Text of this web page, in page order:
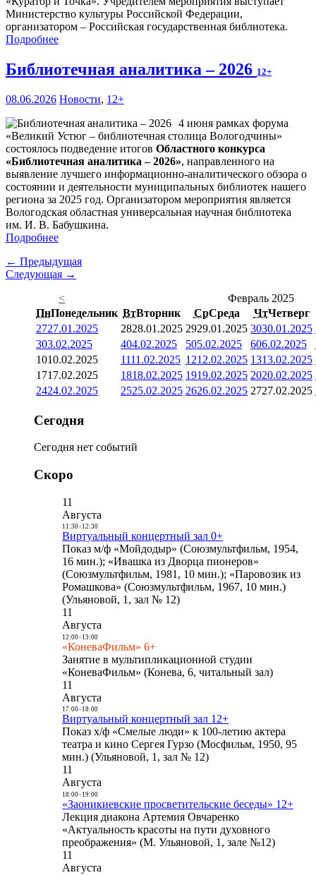
Министерство культуры Российской Федерации,
организатором – Российская государственная библиотека.
Подробнее
Библиотечная аналитика – 2026 12+
08.06.2026 Новости, 12+
4 июня рамках форума
«Великий Устюг – библиотечная столица Вологодчины»
состоялось подведение итогов Областного конкурса
«Библиотечная аналитика – 2026», направленного на
выявление лучшего информационно-аналитического обзора о
состоянии и деятельности муниципальных библиотек нашего
региона за 2025 год. Организатором мероприятия является
Вологодская областная универсальная научная библиотека
им. И. В. Бабушкина.
Подробнее
← Предыдущая
Следующая →
<
Февраль 2025
ПнПонедельник ВтВторник СрСреда ЧтЧетверг
2727.01.2025 2828.01.2025 2929.01.2025 3030.01.2025
303.02.2025 404.02.2025 505.02.2025 606.02.2025
1010.02.2025 1111.02.2025 1212.02.2025 1313.02.2025
1717.02.2025 1818.02.2025 1919.02.2025 2020.02.2025
2424.02.2025 2525.02.2025 2626.02.2025 2727.02.2025
Сегодня
Сегодня нет событий
Скоро
11
Августа
11:30- 12:30
Виртуальный концертный зал 0+
Показ м/ф «Мойдодыр» (Союзмультфильм, 1954,
16 мин.); «Ивашка из Дворца пионеров»
(Союзмультфильм, 1981, 10 мин.); «Паровозик из
Ромашкова» (Союзмультфильм, 1967, 10 мин.)
(Ульяновой, 1, зал № 12)
11
Августа
12:00- 13:00
«КоневаФильм» 6+
Занятие в мультипликационной студии
«КоневаФильм» (Конева, 6, читальный зал)
11
Августа
17:00- 18:00
Виртуальный концертный зал 12+
Показ х/ф «Смелые люди» к 100-летию актера
театра и кино Сергея Гурзо (Мосфильм, 1950, 95
мин.) (Ульяновой, 1, зал № 12)
11
Августа
18:00- 19:00
«Заоникиевские просветительские беседы» 12+
Лекция диакона Артемия Овчаренко
«Актуальность красоты на пути духовного
преображения» (М. Ульяновой, 1, зале №12)
11
Августа